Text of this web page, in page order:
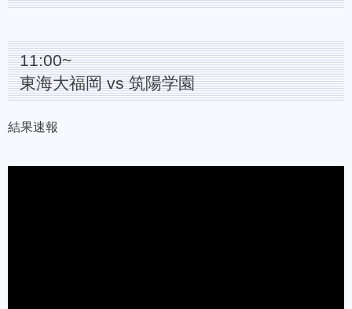
11:00~
東海大福岡 vs 筑陽学園
結果速報